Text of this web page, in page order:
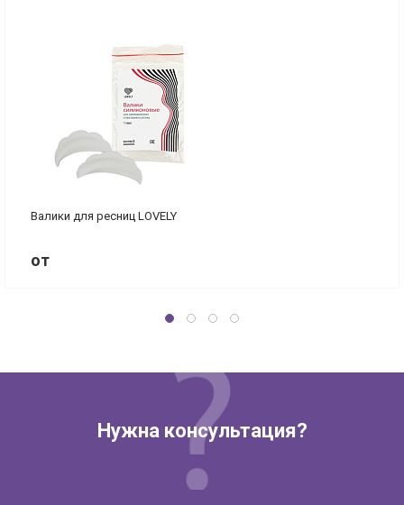
Валики для ресниц LOVELY
от
Нужна консультация?